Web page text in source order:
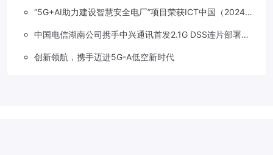
“5G+AI助力建设智慧安全电厂”项目荣获ICT中国（2024）
中国电信湖南公司携手中兴通讯首发2.1G DSS连片部署助
创新领航，携手迈进5G-A低空新时代